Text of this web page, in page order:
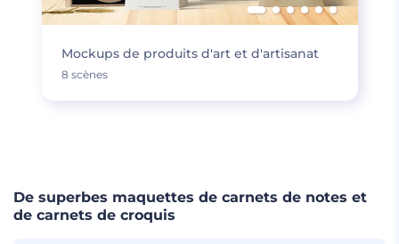
Mockups de produits d'art et d'artisanat
8 scènes
De superbes maquettes de carnets de notes et
de carnets de croquis